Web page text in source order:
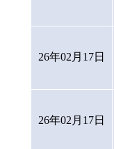
26年02月17日
26年02月17日